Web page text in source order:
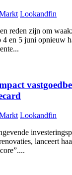
Lookandfin
reden zijn om
en 5 juni opnieuw
Lookandfin
lanceert